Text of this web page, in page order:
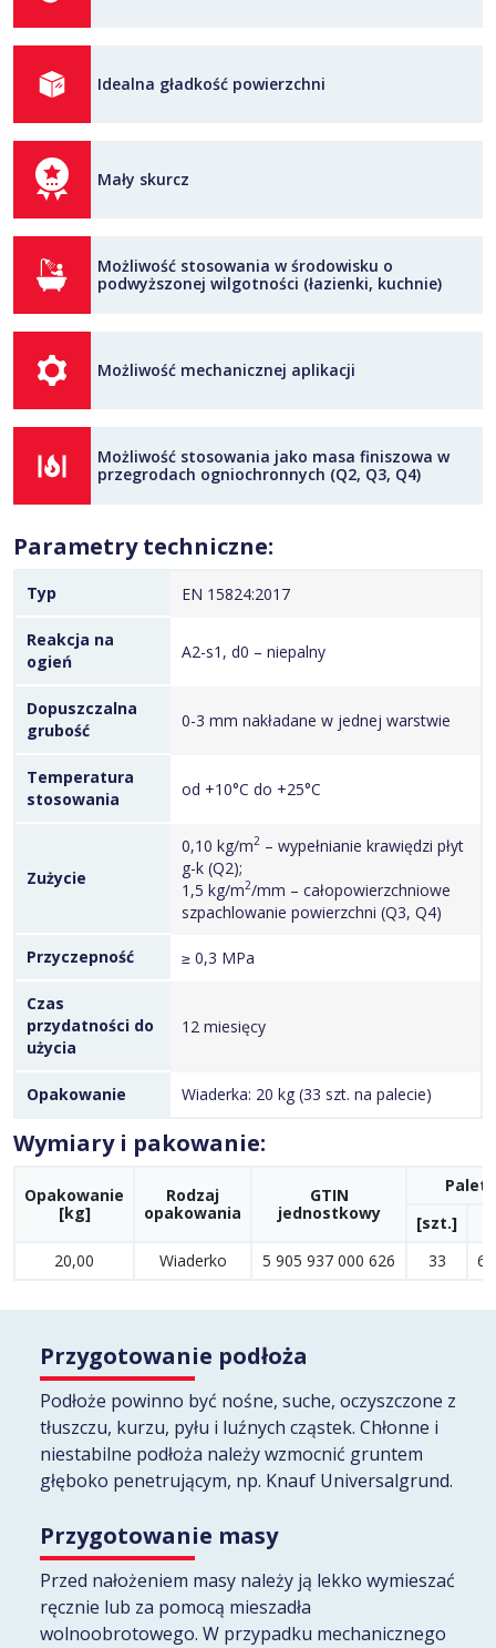
Idealna gładkość powierzchni
Mały skurcz
Możliwość stosowania w środowisku o
podwyższonej wilgotności (łazienki, kuchnie)
Możliwość mechanicznej aplikacji
Możliwość stosowania jako masa finiszowa w
przegrodach ogniochronnych (Q2, Q3, Q4)
Parametry techniczne:
Typ EN 15824:2017
Reakcja na
ogień
A2-s1, d0 – niepalny
Dopuszczalna
grubość
0-3 mm nakładane w jednej warstwie
Temperatura
stosowania
od +10°C do +25°C
Zużycie
0,10 kg/m2– wypełnianie krawiędzi płyt
g-k (Q2);
1,5 kg/m2/mm – całopowierzchniowe
szpachlowanie powierzchni (Q3, Q4)
Przyczepność ≥ 0,3 MPa
Czas
przydatności do
użycia
12 miesięcy
Opakowanie Wiaderka: 20 kg (33 szt. na palecie)
Wymiary i pakowanie:
Opakowanie
[kg]
Rodzaj
opakowania
GTIN
jednostkowy
Paleta
[szt.]
20,00
Wiaderko 5 905 937 000 626 33
Przygotowanie podłoża
Podłoże powinno być nośne, suche, oczyszczone z
tłuszczu, kurzu, pyłu i luźnych cząstek. Chłonne i
niestabilne podłoża należy wzmocnić gruntem
głęboko penetrującym, np. Knauf Universalgrund.
Przygotowanie masy
Przed nałożeniem masy należy ją lekko wymieszać
ręcznie lub za pomocą mieszadła
wolnoobrotowego. W przypadku mechanicznego